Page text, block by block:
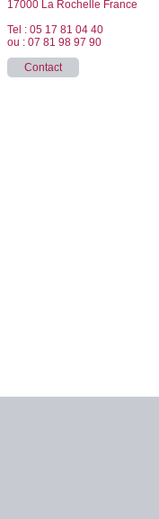
17000 La Rochelle France
Tel : 05 17 81 04 40
ou : 07 81 98 97 90
Contact